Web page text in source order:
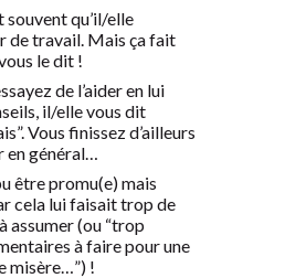
qu’il/elle
de travail. Mais ça fait
le dit !
de l’aider en lui
il/elle vous dit
Vous finissez d’ailleurs
en général…
être promu(e) mais
cela lui faisait trop de
assumer (ou “trop
à faire pour une
misère…”) !